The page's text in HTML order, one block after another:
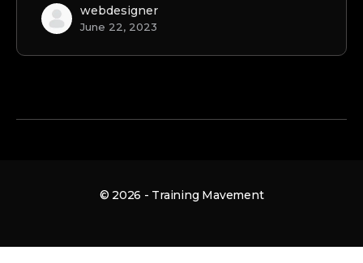
webdesigner
June 22, 2023
© 2026 - Training Mavement